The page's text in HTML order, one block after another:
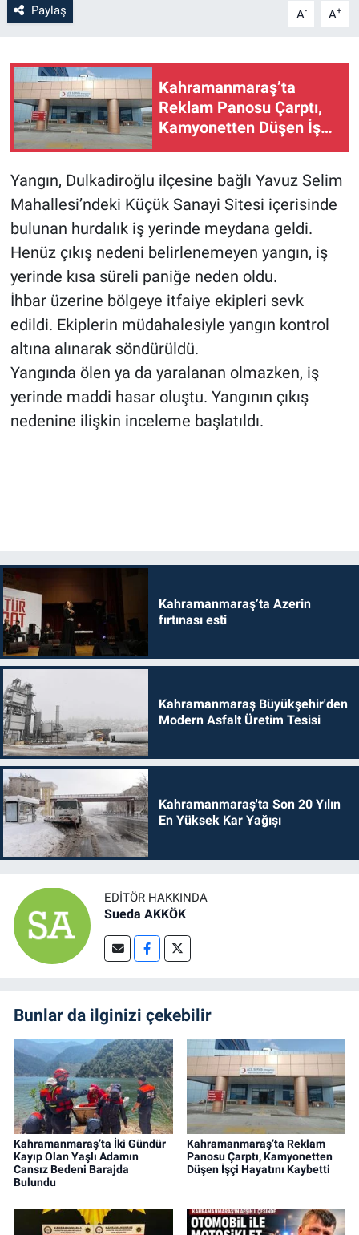
Paylaş A- A+
Kahramanmaraş’ta
Reklam Panosu Çarptı,
Kamyonetten Düşen İşçi
Hayatını Kaybetti
Yangın, Dulkadiroğlu ilçesine bağlı Yavuz Selim
Mahallesi’ndeki Küçük Sanayi Sitesi içerisinde
bulunan hurdalık iş yerinde meydana geldi.
Henüz çıkış nedeni belirlenemeyen yangın, iş
yerinde kısa süreli paniğe neden oldu.
İhbar üzerine bölgeye itfaiye ekipleri sevk
edildi. Ekiplerin müdahalesiyle yangın kontrol
altına alınarak söndürüldü.
Yangında ölen ya da yaralanan olmazken, iş
yerinde maddi hasar oluştu. Yangının çıkış
nedenine ilişkin inceleme başlatıldı.
Kahramanmaraş’ta Azerin
fırtınası esti
Kahramanmaraş Büyükşehir'den
Modern Asfalt Üretim Tesisi
Kahramanmaraş'ta Son 20 Yılın
En Yüksek Kar Yağışı
EDITÖR HAKKINDA
Sueda AKKÖK
Bunlar da ilginizi çekebilir
Kahramanmaraş’ta İki Gündür
Kayıp Olan Yaşlı Adamın
Cansız Bedeni Barajda
Bulundu
Kahramanmaraş’ta Reklam
Panosu Çarptı, Kamyonetten
Düşen İşçi Hayatını Kaybetti
ÇEVRE